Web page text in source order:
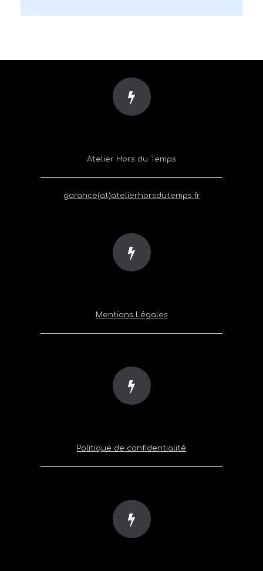
Atelier Hors du Temps
garance(at)atelierhorsdutemps.fr
Mentions Légales
Politique de confidentialité